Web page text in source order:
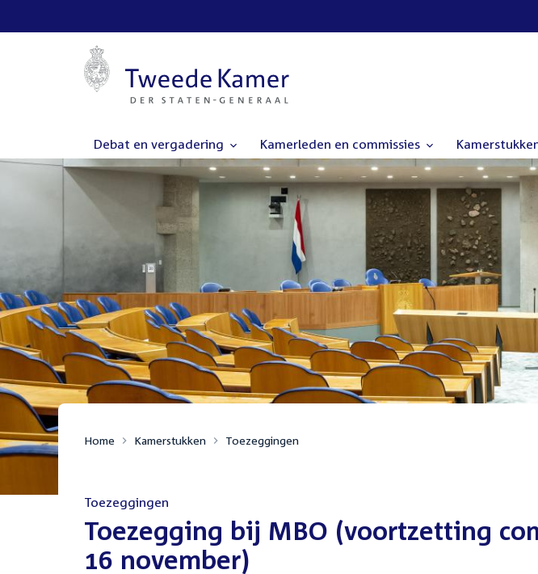
Debat en vergadering Kamerleden en commissies
Home Kamerstukken Toezeggingen
Toezeggingen
:Toezegging bij MBO (voortzetting
16 november)